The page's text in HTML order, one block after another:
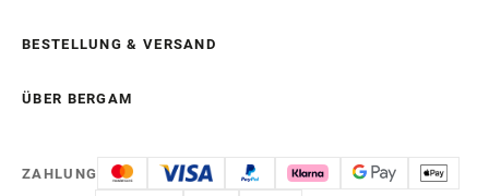
BESTELLUNG & VERSAND
ÜBER BERGAM
ZAHLUNG